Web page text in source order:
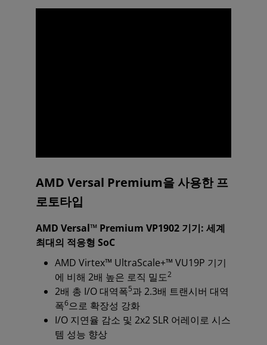
AMD Versal Premium을 사용한 프
로토타입
AMD Versal™ Premium VP1902 기기: 세계
최대의 적응형 SoC
AMD Virtex™ UltraScale+™ VU19P 기기
에 비해 2배 높은 로직 밀도2
2배 총 I/O 대역폭5과 2.3배 트랜시버 대역
폭6으로 확장성 강화
I/O 지연율 감소 및 2x2 SLR 어레이로 시스
템 성능 향상